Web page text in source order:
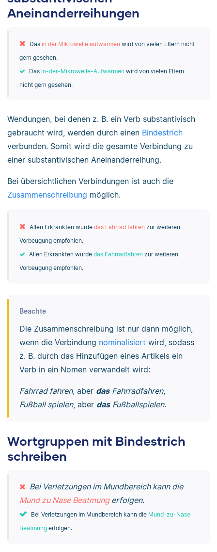
Aneinanderreihungen
Das in der Mikrowelle aufwärmen wird von vielen Eltern nicht
gern gesehen.
Das In-der-Mikrowelle-Aufwärmenwird von vielen Eltern
nicht gern gesehen.
Wendungen, bei denen z. B. ein Verb substantivisch
gebraucht wird, werden durch einen Bindestrich
verbunden. Somit wird die gesamte Verbindung zu
einer substantivischen Aneinanderreihung.
Bei übersichtlichen Verbindungen ist auch die
Zusammenschreibung möglich.
Allen Erkrankten wurde das Fahrrad fahren zur weiteren
Vorbeugung empfohlen.
Allen Erkrankten wurde das Fahrradfahrenzur weiteren
Vorbeugung empfohlen.
Beachte
Die Zusammenschreibung ist nur dann möglich,
wenn die Verbindung nominalisiert wird, sodass
z. B. durch das Hinzufügen eines Artikels ein
Verb in ein Nomen verwandelt wird:
Fahrrad fahren, aber das Fahrradfahren,
Fußball spielen, aber das Fußballspielen.
Wortgruppen mit Bindestrich
schreiben
Bei Verletzungen im Mundbereich kann die
Mund zu Nase Beatmungerfolgen.
Bei Verletzungen im Mundbereich kann die Mund-zu-Nase-
Beatmungerfolgen.